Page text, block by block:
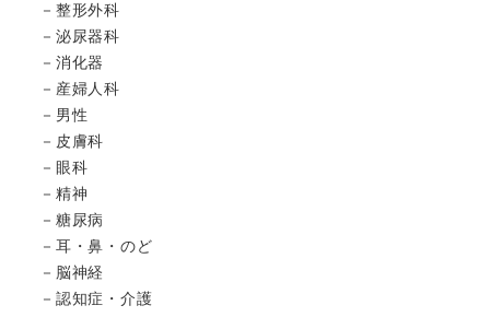
整形外科
泌尿器科
消化器
産婦人科
男性
皮膚科
眼科
精神
糖尿病
耳・鼻・のど
脳神経
認知症・介護